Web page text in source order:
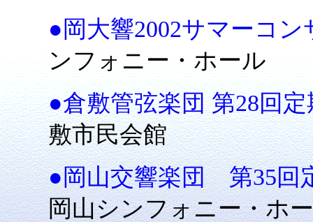
●岡大響2002サマーコン
ンフォニー・ホール
●倉敷管弦楽団 第28回
敷市民会館
●岡山交響楽団 第35回
岡山シンフォニー・ホ